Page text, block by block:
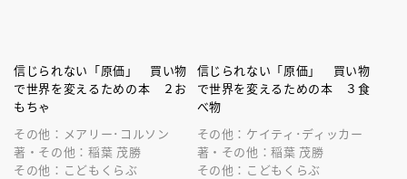
信じられない「原価」 買い物
で世界を変えるための本 ２お
もちゃ
その他：メアリー･コルソン
著・その他：稲葉 茂勝
その他：こどもくらぶ
信じられない「原価」 買い物
で世界を変えるための本 ３食
べ物
その他：ケイティ･ディッカー
著・その他：稲葉 茂勝
その他：こどもくらぶ